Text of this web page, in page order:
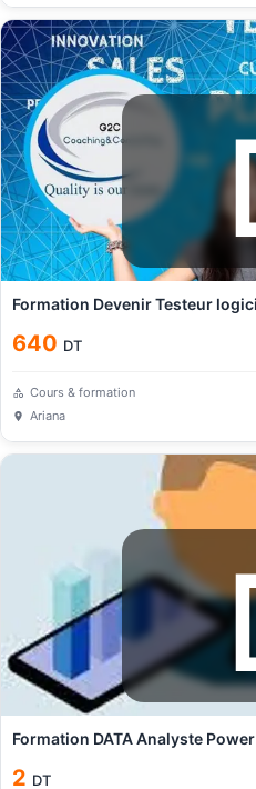
Formation Devenir Testeur
640 DT
Cours & formation
Ariana
Formation DATA Analyste Power
2 DT